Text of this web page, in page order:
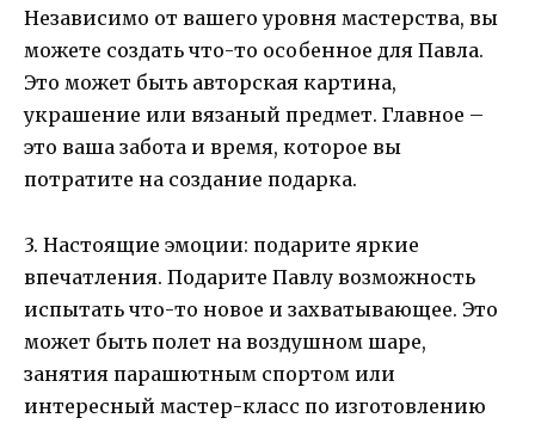
Независимо от вашего уровня мастерства, вы
можете создать что-то особенное для Павла.
Это может быть авторская картина,
украшение или вязаный предмет. Главное –
это ваша забота и время, которое вы
потратите на создание подарка.
3. Настоящие эмоции: подарите яркие
впечатления. Подарите Павлу возможность
испытать что-то новое и захватывающее. Это
может быть полет на воздушном шаре,
занятия парашютным спортом или
интересный мастер-класс по изготовлению